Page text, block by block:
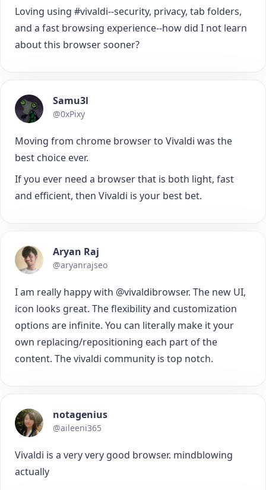
Loving using #vivaldi--security, privacy, tab folders,
and a fast browsing experience--how did I not learn
about this browser sooner?
Samu3l
@0xPixy
Moving from chrome browser to Vivaldi was the
best choice ever.
If you ever need a browser that is both light, fast
and efficient, then Vivaldi is your best bet.
Aryan Raj
@aryanrajseo
I am really happy with @vivaldibrowser. The new UI,
icon looks great. The flexibility and customization
options are infinite. You can literally make it your
own replacing/repositioning each part of the
content. The vivaldi community is top notch.
notagenius
@aileeni365
Vivaldi is a very very good browser. mindblowing
actually